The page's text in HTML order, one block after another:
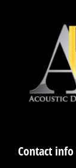
Contact info